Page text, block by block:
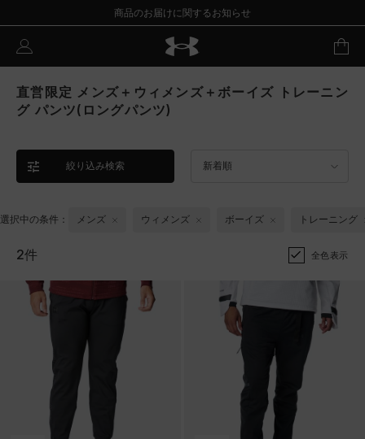
商品のお届けに関するお知らせ
直営限定 メンズ＋ウィメンズ＋ボーイズ トレーニン
グ パンツ(ロングパンツ)
絞り込み検索 新着順
選択中の条件： メンズ ウィメンズ ボーイズ トレーニング
2件 全色表示